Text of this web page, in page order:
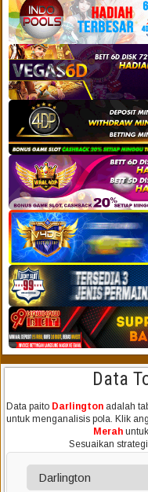
Data
Data paito Darlington adalah
untuk menganalisis pola. Klik
Merah
Sesuaikan